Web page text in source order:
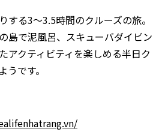
する3〜3.5時間のクルーズの旅。
島で泥風呂、スキューバダイビン
アクティビティを楽しめる半日ク
です。